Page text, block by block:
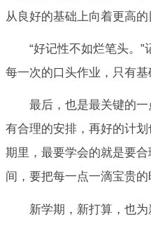
从良好的基础上向着更高的
“好记性不如烂笔头。
每一次的口头作业，只有基
最后，也是最关键的
有合理的安排，再好的计
期里，最要学会的就是要
间，要把每一点一滴宝贵的
新学期，新打算，也为